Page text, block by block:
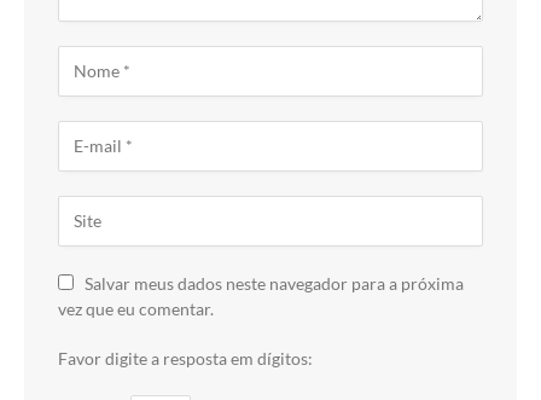
Salvar meus dados neste navegador para a próxima
vez que eu comentar.
Favor digite a resposta em dígitos: